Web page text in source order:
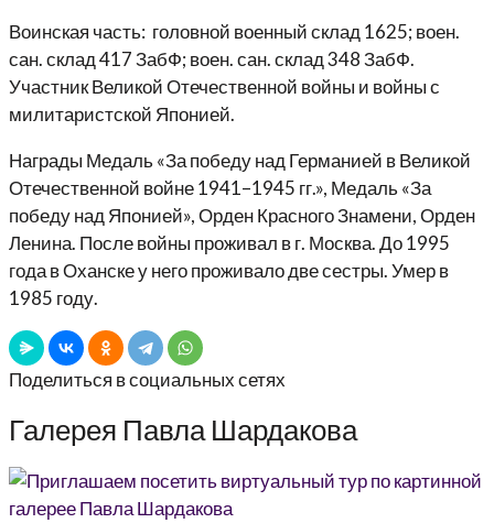
Воинская часть: головной военный склад 1625; воен.
сан. склад 417 ЗабФ; воен. сан. склад 348 ЗабФ.
Участник Великой Отечественной войны и войны с
милитаристской Японией.
Награды Медаль «За победу над Германией в Великой
Отечественной войне 1941–1945 гг.», Медаль «За
победу над Японией», Орден Красного Знамени, Орден
Ленина. После войны проживал в г. Москва. До 1995
года в Оханске у него проживало две сестры. Умер в
1985 году.
Поделиться в социальных сетях
Галерея Павла Шардакова